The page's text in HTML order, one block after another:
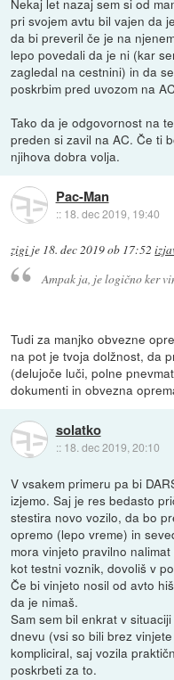
pri svojem avtu bil vajen da
da bi preveril če je na
lepo povedali da je ni (kar
zagledal na cestnini) in da
poskrbim pred uvozom na
Tako da je odgovornost na
preden si zavil na AC. Če ti
njihova dobra volja.
Pac-Man
:: 18. dec 2019, 19:40
zigi je 18. dec 2019 ob 17:52
Ampak ja, je logično ker
Tudi za manjko obvezne
na pot je tvoja dolžnost, da
(delujoče luči, polne
dokumenti in obvezna
solatko
:: 18. dec 2019, 20:10
V vsakem primeru pa bi
izjemo. Saj je res bedasto
stestira novo vozilo, da bo
opremo (lepo vreme) in
mora vinjeto pravilno
kot testni voznik, dovoliš v
Če bi vinjeto nosil od avto
da je nimaš.
Sam sem bil enkrat v
dnevu (vsi so bili brez
kompliciral, saj vozila
poskrbeti za to.